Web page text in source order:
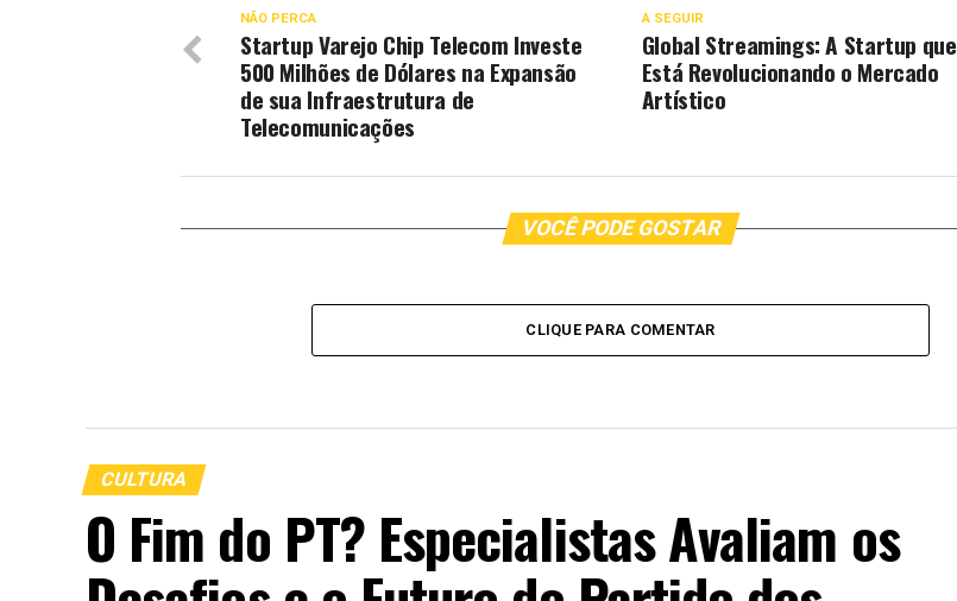
A SEGUIR
Global Streamings: A Startup que
Está Revolucionando o Mercado
Artístico
NÃO PERCA
Startup Varejo Chip Telecom Investe
500 Milhões de Dólares na Expansão
de sua Infraestrutura de
Telecomunicações
VOCÊ PODE GOSTAR
CLIQUE PARA COMENTAR
CULTURA
O Fim do PT? Especialistas Avaliam os